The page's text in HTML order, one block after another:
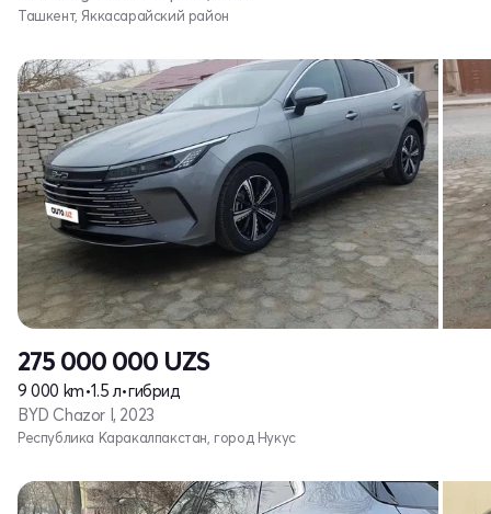
Ташкент, Яккасарайский район
275 000 000 UZS
9 000 km•1.5 л•гибрид
BYD Chazor I, 2023
Республика Каракалпакстан, город Нукус